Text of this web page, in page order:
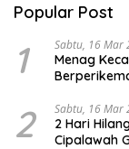
Popular Post
1 Sabtu, 16 Mar
Menag
2 Sabtu, 16 Mar
2 Hari
Cipalawah